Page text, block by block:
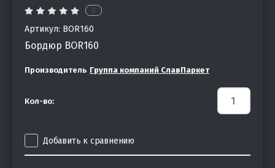
0
Артикул: BOR160
Бордюр BOR160
Производитель Группа компаний СлавПаркет
Кол-во:
Добавить к сравнению